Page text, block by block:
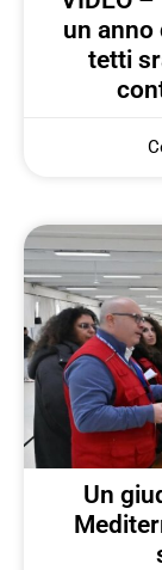
un anno
tetti
Un